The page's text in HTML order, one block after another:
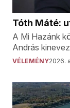
Tóth Máté:
A Mi Hazánk
András
VÉLEMÉNY2026.